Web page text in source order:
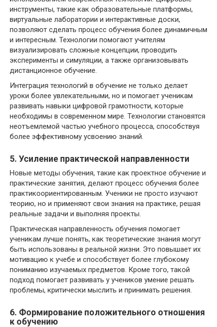
инструменты, такие как образовательные платформы,
виртуальные лаборатории и интерактивные доски,
позволяют сделать процесс обучения более динамичным
и интересным. Технологии помогают учителям
визуализировать сложные концепции, проводить
эксперименты и симуляции, а также организовывать
дистанционное обучение.
Интеграция технологий в обучение не только делает
уроки более увлекательными, но и помогает ученикам
развивать навыки цифровой грамотности, которые
необходимы в современном мире. Технологии становятся
неотъемлемой частью учебного процесса, способствуя
более эффективному усвоению знаний.
5. Усиление практической направленности
Новые методы обучения, такие как проектное обучение и
практические занятия, делают процесс обучения более
практикоориентированным. Ученики не просто изучают
теорию, но и применяют свои знания на практике, решая
реальные задачи и выполняя проекты.
Практическая направленность обучения помогает
ученикам лучше понять, как теоретические знания могут
быть использованы в реальной жизни. Это повышает их
мотивацию к учебе и способствует более глубокому
пониманию изучаемых предметов. Кроме того, такой
подход помогает развивать у учеников умение решать
проблемы, критически мыслить и принимать решения.
6. Формирование положительного отношения
к обучению